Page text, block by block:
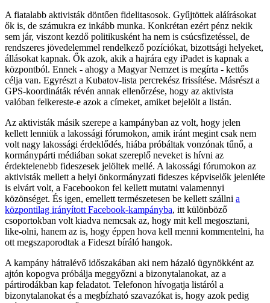
A fiatalabb aktivisták döntően fidelitasosok. Gyűjtöttek aláírásokat
ők is, de számukra ez inkább munka. Konkrétan ezért pénz nekik
sem jár, viszont kezdő politikusként ha nem is csúcsfizetéssel, de
rendszeres jövedelemmel rendelkező pozíciókat, bizottsági helyeket,
állásokat kapnak. Ők azok, akik a hajrára egy iPadet is kapnak a
központból. Ennek - ahogy a Magyar Nemzet is megírta - kettős
célja van. Egyrészt a Kubatov-lista percrekész frissítése. Másrészt a
GPS-koordináták révén annak ellenőrzése, hogy az aktivista
valóban felkereste-e azok a címeket, amiket bejelölt a listán.
Az aktivisták másik szerepe a kampányban az volt, hogy jelen
kellett lenniük a lakossági fórumokon, amik iránt megint csak nem
volt nagy lakossági érdeklődés, hiába próbáltak vonzónak tűnő, a
kormánypárti médiában sokat szereplő neveket is hívni az
érdektelenebb fideszesek jelöltek mellé. A lakossági fórumokon az
aktivisták mellett a helyi önkormányzati fideszes képviselők jelenléte
is elvárt volt, a Facebookon fel kellett mutatni valamennyi
közönséget. És igen, emellett természetesen be kellett szállni a
központilag irányított Facebook-kampányba, itt különböző
csoportokban volt kiadva nemcsak az, hogy mit kell megosztani,
like-olni, hanem az is, hogy éppen hova kell menni kommentelni, ha
ott megszaporodtak a Fideszt bíráló hangok.
A kampány hátralévő időszakában aki nem házaló ügynökként az
ajtón kopogva próbálja meggyőzni a bizonytalanokat, az a
pártirodákban kap feladatot. Telefonon hívogatja listáról a
bizonytalanokat és a megbízható szavazókat is, hogy azok pedig